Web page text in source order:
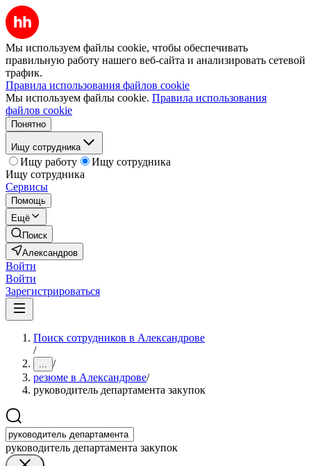
Мы используем файлы cookie, чтобы обеспечивать
правильную работу нашего веб-сайта и анализировать сетевой
трафик.
Правила использования файлов cookie
Мы используем файлы cookie. Правила использования
файлов cookie
Понятно
Ищу сотрудника
Ищу работу
Ищу сотрудника
Ищу сотрудника
Сервисы
Помощь
Ещё
Поиск
Александров
Войти
Войти
Зарегистрироваться
Поиск сотрудников в Александрове
/
... /
резюме в Александрове/
руководитель департамента закупок
руководитель департамента закупок